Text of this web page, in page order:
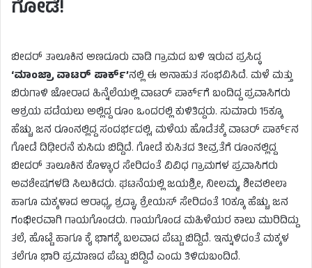
ಗೋಡೆ!
ಬೀದರ್ ತಾಲೂಕಿನ ಅಣದೂರು ವಾಡಿ ಗ್ರಾಮದ ಬಳಿ ಇರುವ ಪ್ರಸಿದ್ಧ
‘ಮಾಂಜ್ರಾ ವಾಟರ್ ಪಾರ್ಕ್’ನಲ್ಲಿ ಈ ಅನಾಹುತ ಸಂಭವಿಸಿದೆ. ಮಳೆ ಮತ್ತು
ಬಿರುಗಾಳಿ ಜೋರಾದ ಹಿನ್ನೆಲೆಯಲ್ಲಿ ವಾಟರ್ ಪಾರ್ಕ್‌ಗೆ ಬಂದಿದ್ದ ಪ್ರವಾಸಿಗರು
ಆಶ್ರಯ ಪಡೆಯಲು ಅಲ್ಲಿದ್ದ ರೂಂ ಒಂದರಲ್ಲಿ ಕುಳಿತಿದ್ದರು. ಸುಮಾರು 15ಕ್ಕೂ
ಹೆಚ್ಚು ಜನ ರೂಂನಲ್ಲಿದ್ದ ಸಂದರ್ಭದಲ್ಲಿ, ಮಳೆಯ ಹೊಡೆತಕ್ಕೆ ವಾಟರ್ ಪಾರ್ಕ್‌ನ
ಗೋಡೆ ದಿಢೀರನೆ ಕುಸಿದು ಬಿದ್ದಿದೆ. ಗೋಡೆ ಕುಸಿತದ ತೀವ್ರತೆಗೆ ರೂಂನಲ್ಲಿದ್ದ
ಬೀದರ್ ತಾಲೂಕಿನ ಕೊಳ್ಳಾರ ಸೇರಿದಂತೆ ವಿವಿಧ ಗ್ರಾಮಗಳ ಪ್ರವಾಸಿಗರು
ಅವಶೇಷಗಳಡಿ ಸಿಲುಕಿದರು. ಘಟನೆಯಲ್ಲಿ ಜಯಶ್ರೀ, ನೀಲಮ್ಮ, ಶೀವಲೀಲಾ
ಹಾಗೂ ಮಕ್ಕಳಾದ ಆರಾಧ್ಯ, ಶ್ರದ್ಧಾ, ಶ್ರೇಯಸ್ ಸೇರಿದಂತೆ 10ಕ್ಕೂ ಹೆಚ್ಚು ಜನ
ಗಂಭೀರವಾಗಿ ಗಾಯಗೊಂಡರು. ಗಾಯಗೊಂಡ ಮಹಿಳೆಯರ ಕಾಲು ಮುರಿದಿದ್ದು
ತಲೆ, ಹೊಟ್ಟೆ ಹಾಗೂ ಕೈ ಭಾಗಕ್ಕೆ ಬಲವಾದ ಪೆಟ್ಟು ಬಿದ್ದಿದೆ. ಇನ್ನುಳಿದಂತೆ ಮಕ್ಕಳ
ತಲೆಗೂ ಭಾರಿ ಪ್ರಮಾಣದ ಪೆಟ್ಟು ಬಿದ್ದಿದೆ ಎಂದು ತಿಳಿದುಬಂದಿದೆ.